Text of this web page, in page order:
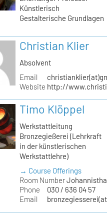
Künstlerisch
Gestalterische Grundlagen
Christian Klier
Absolvent
Email
Website http://
Timo Klöppel
Werkstattleitung
Bronzegießerei (Lehrkraft
in der künstlerischen
Werkstattlehre)
→ Course Offerings
Room NumberJohannisthal
Phone
030 / 636 04 57
Email